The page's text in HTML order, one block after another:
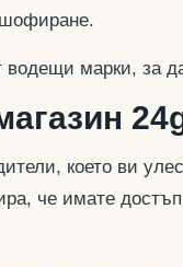
шофиране.
марки, за
което ви
че имате